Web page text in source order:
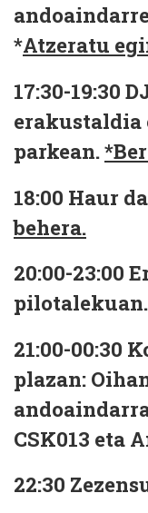
*Atzeratu
17:30-19:30
erakustaldia
parkean.
18:00 Haur
behera.
20:00-23:00
pilotalekuan.
21:00-00:30
plazan:
CSK013 eta
22:30